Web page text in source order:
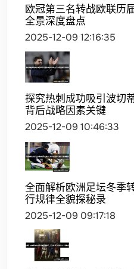
欧冠第三名转战欧联历
全景深度盘点
2025-12-09 12:16:35
探究热刺成功吸引波切
背后战略因素关键
2025-12-09 10:46:33
全面解析欧洲足坛冬季
行规律全貌探秘录
2025-12-09 09:17:18